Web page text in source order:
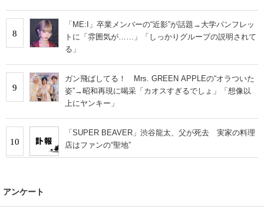
8
「ME:I」卒業メンバーの“近影”が話題→大学パンフレッ
トに「雰囲気が……」「しっかりグループの説明されて
る」
9
ガン飛ばしてる！ Mrs. GREEN APPLEの“オラついた
姿”→昭和再現に喝采「カオスすぎるでしょ」「想像以
上にヤンキー」
10
「SUPER BEAVER」渋谷龍太、父が死去 実家の料理
店はファンの“聖地”
アンケート